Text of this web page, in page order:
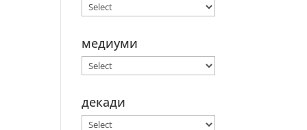
медиуми
декади